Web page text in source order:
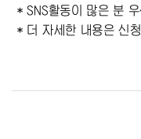
* SNS활동이 많은 분
* 더 자세한 내용은 신